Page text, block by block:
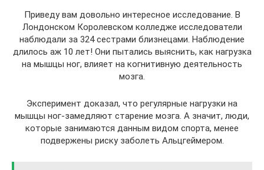
Приведу вам довольно интересное исследование. В
Лондонском Королевском колледже исследователи
наблюдали за 324 сестрами близнецами. Наблюдение
длилось аж 10 лет! Они пытались выяснить, как нагрузка
на мышцы ног, влияет на когнитивную деятельность
мозга.
Эксперимент доказал, что регулярные нагрузки на
мышцы ног-замедляют старение мозга. А значит, люди,
которые занимаются данным видом спорта, менее
подвержены риску заболеть Альцгеймером.